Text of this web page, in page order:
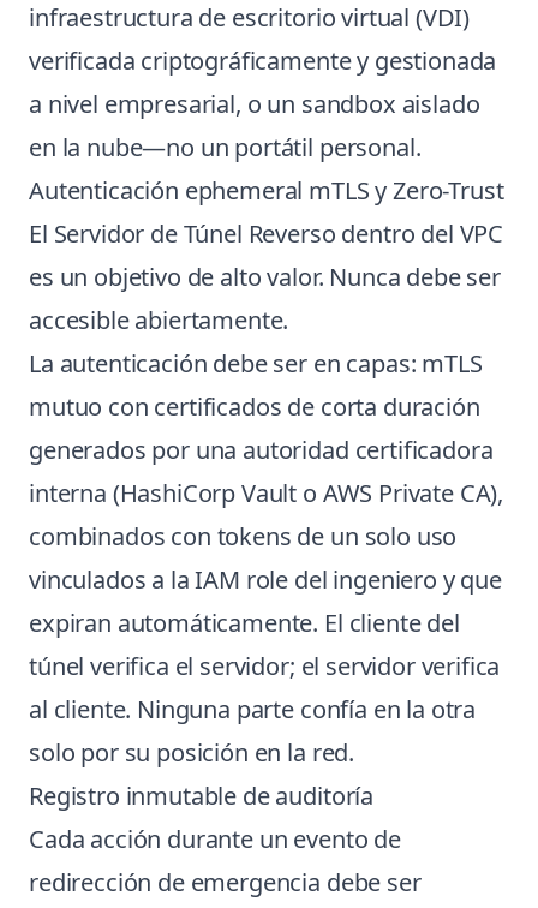
infraestructura de escritorio virtual (VDI)
verificada criptográficamente y gestionada
a nivel empresarial, o un sandbox aislado
en la nube—no un portátil personal.
Autenticación ephemeral mTLS y Zero-Trust
El Servidor de Túnel Reverso dentro del VPC
es un objetivo de alto valor. Nunca debe ser
accesible abiertamente.
La autenticación debe ser en capas: mTLS
mutuo con certificados de corta duración
generados por una autoridad certificadora
interna (HashiCorp Vault o AWS Private CA),
combinados con tokens de un solo uso
vinculados a la IAM role del ingeniero y que
expiran automáticamente. El cliente del
túnel verifica el servidor; el servidor verifica
al cliente. Ninguna parte confía en la otra
solo por su posición en la red.
Registro inmutable de auditoría
Cada acción durante un evento de
redirección de emergencia debe ser